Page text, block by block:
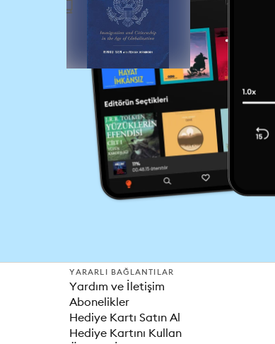
YARARLI BAĞLANTILAR
Yardım ve İletişim
Abonelikler
Hediye Kartı Satın Al
Hediye Kartını Kullan